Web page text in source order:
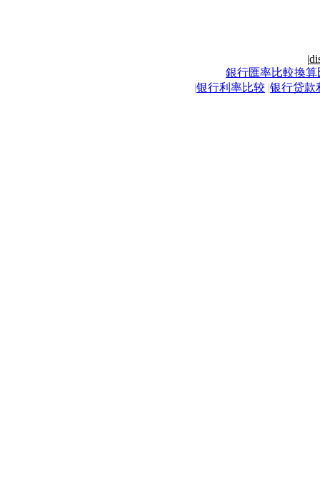
|
銀行匯率比較換算
|银行利率比较 |银行贷款